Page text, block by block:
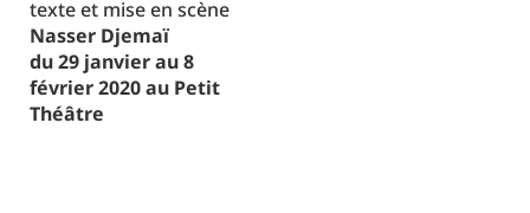
texte et mise en scène
Nasser Djemaï
du 29 janvier au 8
février 2020 au Petit
Théâtre